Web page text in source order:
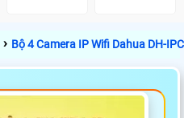
› Bộ 4 Camera IP Wifi Dahua DH-